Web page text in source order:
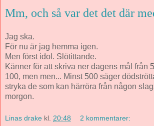
Mm, och så var det det där
Jag ska.
För nu är jag hemma igen.
Men först idol. Slötittande.
Känner för att skriva ner dagens mål från
100, men men... Minst 500 säger
stryka de som kan härröra från någon
morgon.
Linas drake kl. 20:48 2 kommentarer: